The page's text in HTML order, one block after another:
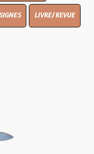
LIVRE/REVUE